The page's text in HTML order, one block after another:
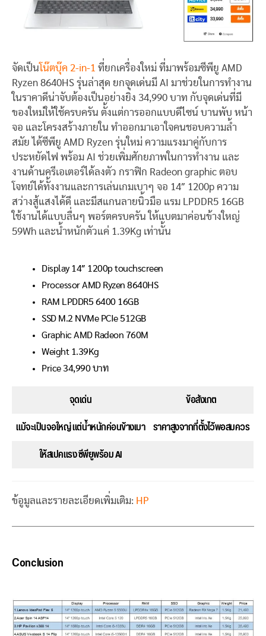
จัดเป็นโน๊ตบุ๊ค 2-in-1 ที่ยกเครื่องใหม่ ที่มาพร้อมซีพียู AMD
Ryzen 8640HS รุ่นล่าสุด ยกจุดเด่นมี AI มาช่วยในการทำงาน
ในราคาดีน่าจับต้องเป็นอย่างยิ่ง 34,990 บาท กับจุดเด่นที่มี
ของใหม่ให้ใช้ครบครัน ตั้งแต่การออกแบบดีไซน์ บานพับ หน้า
จอ และโครงสร้างภายใน ทำออกมาเอาใจคนชอบความล้ำ
สมัย ได้ซีพียู AMD Ryzen รุ่นใหม่ ความแรงมาคู่กับการ
ประหยัดไฟ พร้อม AI ช่วยเพิ่มศักยภาพในการทำงาน และ
งานด้านครีเอเตอร์ได้ลงตัว กราฟิก Radeon graphic ตอบ
โจทย์ได้ทั้งงานและการเล่นเกมเบาๆ จอ 14″ 1200p ความ
สว่างสู้แสงได้ดี และมีสแกนลายนิ้วมือ แรม LPDDR5 16GB
ใช้งานได้แบบลื่นๆ พอร์ตครบครัน ให้แบตมาค่อนข้างใหญ่
59Wh และน้ำหนักตัวแค่ 1.39Kg เท่านั้น
Display 14″ 1200p touchscreen
Processor AMD Ryzen 8640HS
RAM LPDDR5 6400 16GB
SSD M.2 NVMe PCIe 512GB
Graphic AMD Radeon 760M
Weight 1.39Kg
Price 34,990 บาท
จุดเด่น
ข้อสังเกต
แม้จะเป็นจอใหญ่ แต่น้ำหนักค่อนข้างเบา ราคาสูงจากที่ตั้งไว้พอสมควร
ให้สเปคแรง ซีพียูพร้อม AI
ข้อูมูลและรายละเอียดเพิ่มเติม: HP
Conclusion